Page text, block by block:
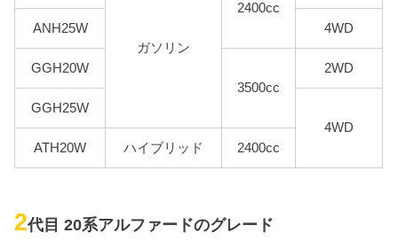
ガソリン
2400cc
ANH25W 4WD
GGH20W
3500cc
2WD
GGH25W
4WD
ATH20W
ハイブリッド 2400cc
2代目 20系アルファードのグレード